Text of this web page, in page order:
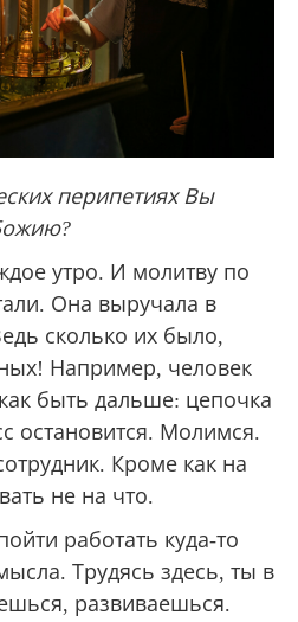
перипетиях Вы
утро. И молитву по
Она выручала в
сколько их было,
Например, человек
быть дальше: цепочка
остановится. Молимся.
Кроме как на
не на что.
работать куда-то
Трудясь здесь, ты в
развиваешься.